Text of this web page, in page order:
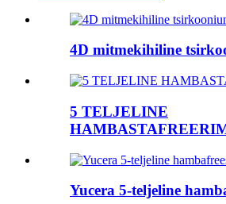
4D mitmekihiline
5 TELJELINE
Yucera 5-teljeline